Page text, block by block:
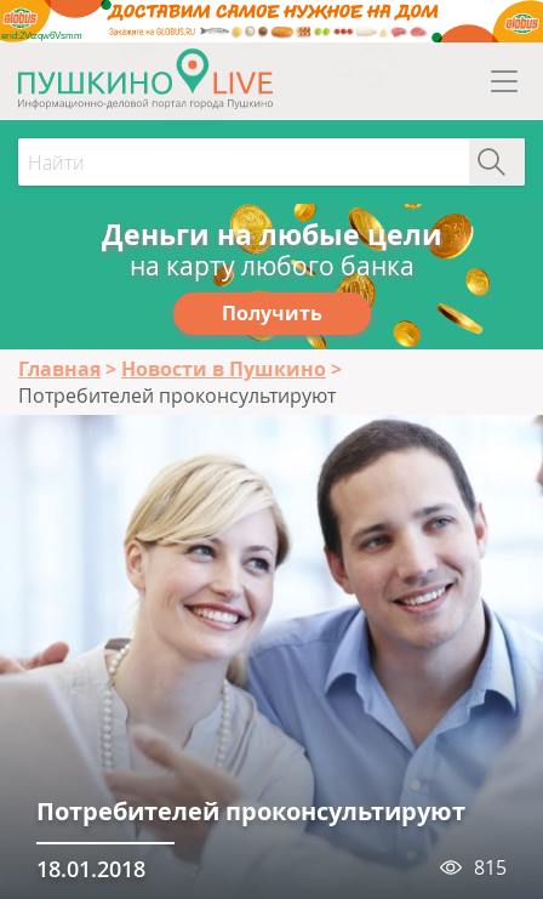
erid:2Vtzqw6Vsmm
Деньги на любые цели
на карту любого банка
Получить
Главная
Новости в Пушкино
Потребителей проконсультируют
Потребителей проконсультируют
18.01.2018 815